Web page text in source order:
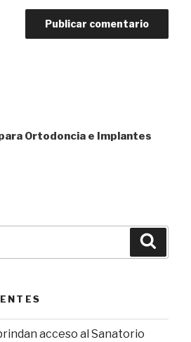
Ortodoncia e Implantes
acceso al Sanatorio